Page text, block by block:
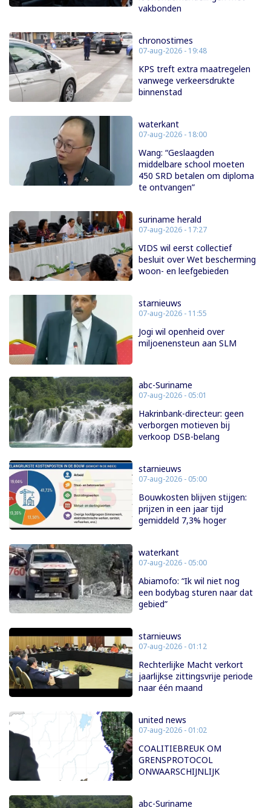
vakbonden
chronostimes
07-aug-2026 - 19:48
KPS treft extra maatregelen
vanwege verkeersdrukte
binnenstad
waterkant
07-aug-2026 - 18:00
Wang: “Geslaagden
middelbare school moeten
450 SRD betalen om diploma
te ontvangen”
suriname herald
07-aug-2026 - 17:27
VIDS wil eerst collectief
besluit over Wet bescherming
woon- en leefgebieden
starnieuws
07-aug-2026 - 11:55
Jogi wil openheid over
miljoenensteun aan SLM
abc-Suriname
07-aug-2026 - 05:01
Hakrinbank-directeur: geen
verborgen motieven bij
verkoop DSB-belang
starnieuws
07-aug-2026 - 05:00
Bouwkosten blijven stijgen:
prijzen in een jaar tijd
gemiddeld 7,3% hoger
waterkant
07-aug-2026 - 05:00
Abiamofo: “Ik wil niet nog
een bodybag sturen naar dat
gebied”
starnieuws
07-aug-2026 - 01:12
Rechterlijke Macht verkort
jaarlijkse zittingsvrije periode
naar één maand
united news
07-aug-2026 - 01:02
COALITIEBREUK OM
GRENSPROTOCOL
ONWAARSCHIJNLIJK
abc-Suriname